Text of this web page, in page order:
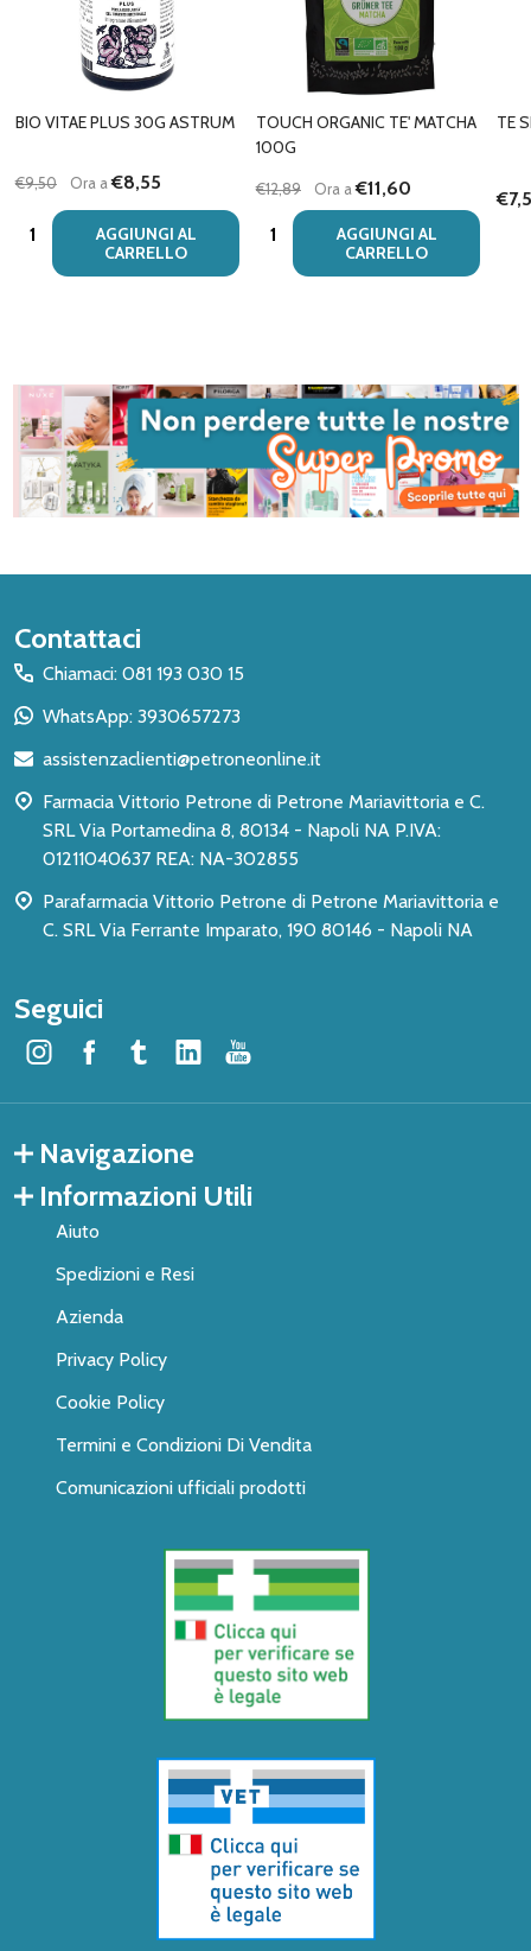
BIO VITAE PLUS 30G ASTRUM
€9,50 Ora a€8,55
Quantità:
AGGIUNGI AL
CARRELLO
TOUCH ORGANIC TE' MATCHA
100G
€12,89 Ora a€11,60
Quantità:
AGGIUNGI AL
CARRELLO
TE
Inizio
del
piè
pagina
Contattaci
Chiamaci: 081 193 030 15
WhatsApp: 3930657273
assistenzaclienti@petroneonline.it
Farmacia Vittorio Petrone di Petrone Mariavittoria e C.
SRL Via Portamedina 8, 80134 - Napoli NA P.IVA:
01211040637 REA: NA-302855
Parafarmacia Vittorio Petrone di Petrone Mariavittoria e
C. SRL Via Ferrante Imparato, 190 80146 - Napoli NA
Seguici
Navigazione
Informazioni Utili
Aiuto
Spedizioni e Resi
Azienda
Privacy Policy
Cookie Policy
Termini e Condizioni Di Vendita
Comunicazioni ufficiali prodotti